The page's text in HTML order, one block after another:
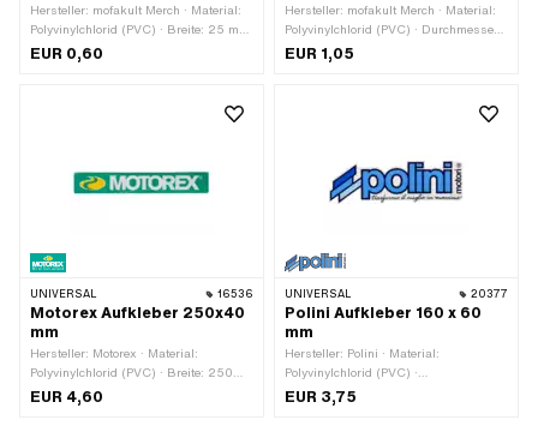
Hersteller: mofakult Merch · Material:
Polyvinylchlorid (PVC) · Breite: 25 mm
· Höhe: 30 mm · Beschaffenheit
Rückseite: Klebstoff · Verwendungsort:
EUR 0,60
Hersteller: mofakult Merch · Material:
Polyvinylchlorid (PVC) · Durchmesser:
66 mm · Breite: 58 mm · Höhe: 48 mm
· Beschaffenheit Rückseite: Klebstoff ·
EUR 1,05
UNIVERSAL 16536
Motorex Aufkleber 250x40
mm
Hersteller: Motorex · Material:
Polyvinylchlorid (PVC) · Breite: 250
mm · Höhe: 40 mm · Beschaffenheit
Rückseite: Klebstoff · Verwendungsort:
EUR 4,60
UNIVERSAL 20377
Polini Aufkleber 160 x 60
mm
Hersteller: Polini · Material:
Polyvinylchlorid (PVC) ·
Verwendungsort: Universal ·
Beschaffenheit Rückseite: Klebstoff ·
EUR 3,75